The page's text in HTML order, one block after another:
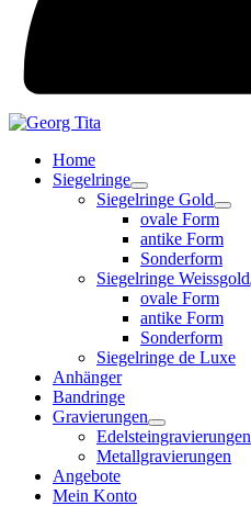
Home
Siegelringe
Siegelringe Gold
ovale Form
antike Form
Sonderform
Siegelringe Weissgold
ovale Form
antike Form
Sonderform
Siegelringe de Luxe
Anhänger
Bandringe
Gravierungen
Edelsteingravierungen
Metallgravierungen
Angebote
Mein Konto